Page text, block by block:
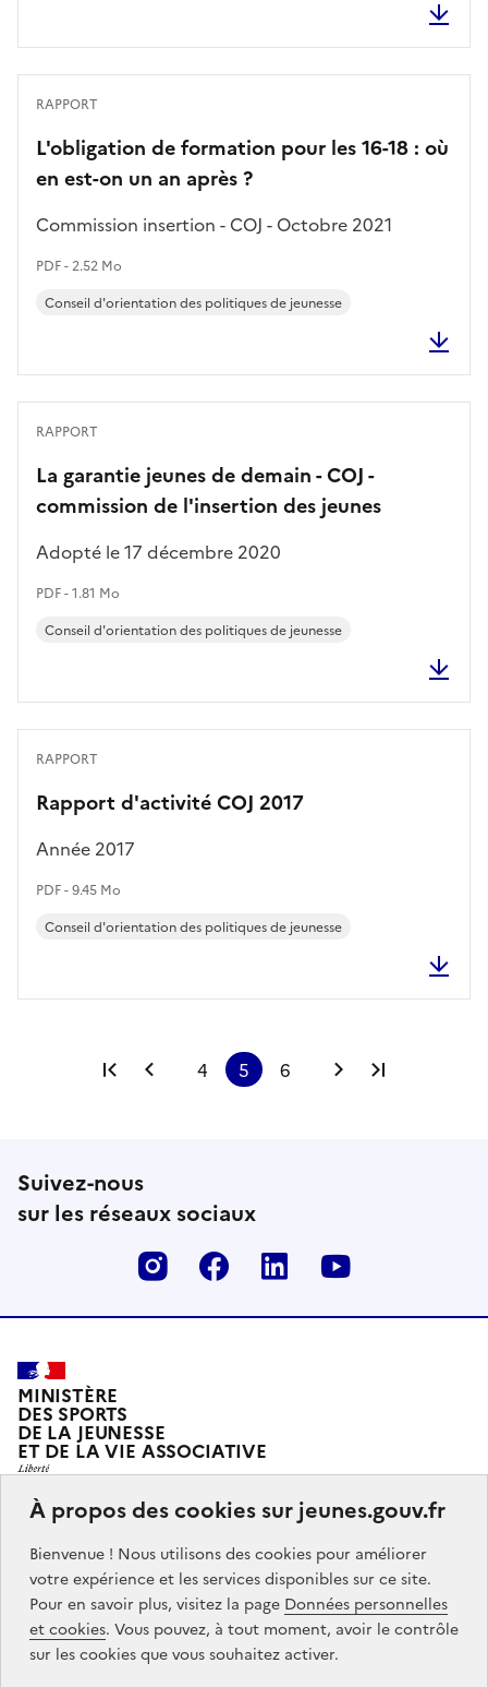
RAPPORT
L'obligation de formation pour les 16-18 : où
en est-on un an après ?
Commission insertion - COJ - Octobre 2021
PDF - 2.52 Mo
Conseil d'orientation des politiques de jeunesse
RAPPORT
La garantie jeunes de demain - COJ -
commission de l'insertion des jeunes
Adopté le 17 décembre 2020
PDF - 1.81 Mo
Conseil d'orientation des politiques de jeunesse
RAPPORT
Rapport d'activité COJ 2017
Année 2017
PDF - 9.45 Mo
Conseil d'orientation des politiques de jeunesse
Première page
Page précédente
4 5 6 Page suivante
Suivez-nous
sur les réseaux sociaux
InstagramFacebookLinkedin
MINISTÈRE
DES SPORTS
DE LA JEUNESSE
ET DE LA VIE ASSOCIATIVE
les politiques de jeunesse du Ministère des sports, de
la jeunesse et de la vie associative.
Partners
info.gouv.fr service-public.gouv.fr legifrance.gouv.fr
À propos des cookies sur jeunes.gouv.fr
Bienvenue ! Nous utilisons des cookies pour améliorer
votre expérience et les services disponibles sur ce site.
Pour en savoir plus, visitez la page Données personnelles
et cookies. Vous pouvez, à tout moment, avoir le contrôle
sur les cookies que vous souhaitez activer.